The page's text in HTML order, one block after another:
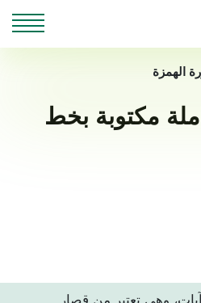
الهمزة
مكتوبة بخط
سورة الهمزة تتكون من 9 آيات، وهي تعتبر من قصار